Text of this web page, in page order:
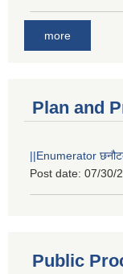
more
Plan and
||Enumerator
Post date: 07/30/
Public